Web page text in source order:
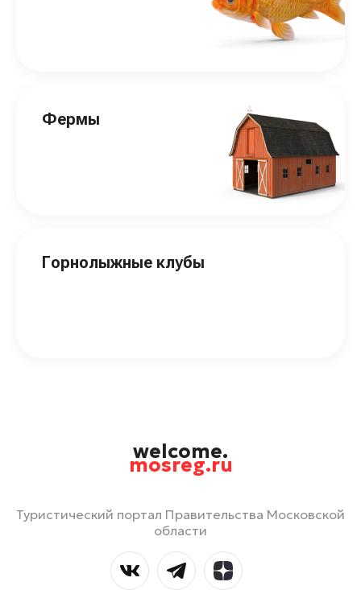
Фермы
Горнолыжные клубы
welcome.
mosreg.ru
Туристический портал Правительства Московской
области